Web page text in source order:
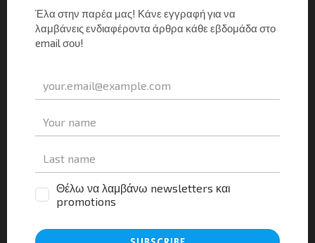
Μαργαρίτα Μανούσου 16/02/2020
Η θετική πορεία των προκρατήσεων από την βελγική
προορισμούς, διαπιστώθηκαν κατά τη διάρκεια της 62ης
Μοιραστείτε τα νέα
Facebook
X LinkedIn
WhatsApp
ViberEmail
Evernote
Μοιραστείτε